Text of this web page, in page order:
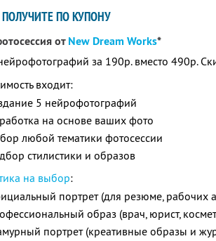
ПО КУПОНУ
отNew Dream Works*
за 190р. вместо 490р.
входит:
5 нейрофотографий
на основе ваших фото
любой тематики фотосессии
стилистики и образов
на выбор:
портрет (для резюме, рабочих
образ (врач, юрист,
портрет (креативные образы и